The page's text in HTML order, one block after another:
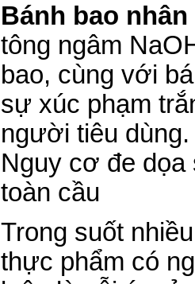
Bánh bao
tông ngâm
bao, cùng với
sự xúc phạm
người tiêu
Nguy cơ đe
toàn cầu
Trong suốt
thực phẩm có